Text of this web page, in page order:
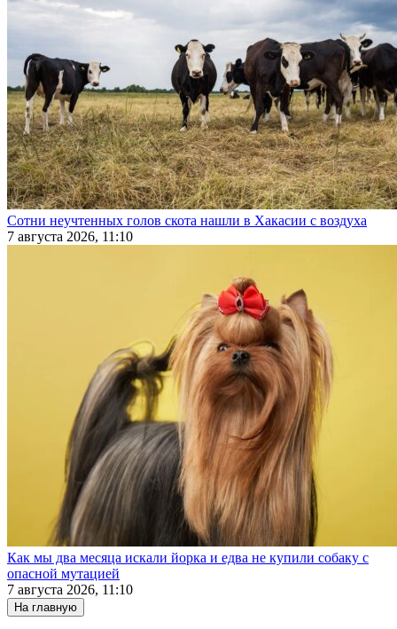
Сотни неучтенных голов скота нашли в Хакасии с воздуха
7 августа 2026, 11:10
Как мы два месяца искали йорка и едва не купили собаку с
опасной мутацией
7 августа 2026, 11:10
На главную